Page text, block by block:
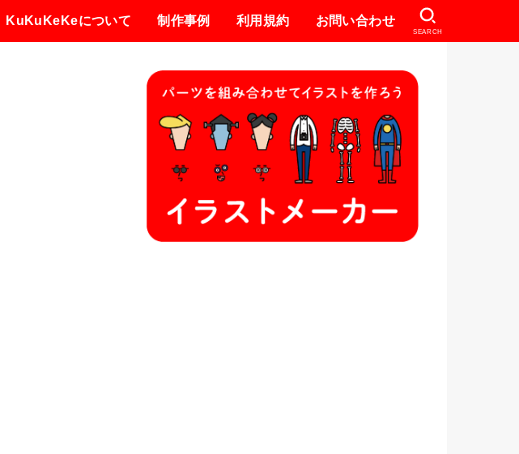
KuKuKeKeについて 制作事例 利用規約 お問い合わせ
SEARCH